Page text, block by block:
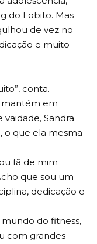
do Lobito. Mas
de vez no
e muito
conta.
mantém em
Sandra
que ela mesma
fã de mim
que sou um
dedicação e
do fitness,
com grandes